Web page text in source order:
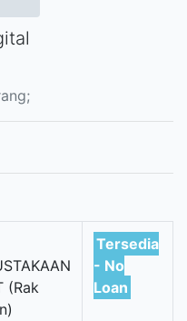
(Rak
Tersedia
- No
Loan